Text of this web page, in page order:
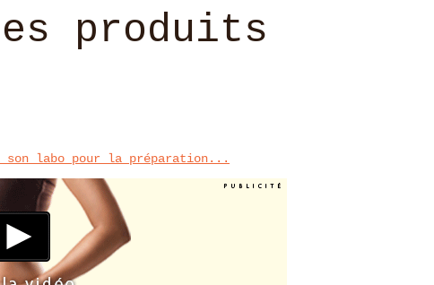
produits
labo pour la préparation...